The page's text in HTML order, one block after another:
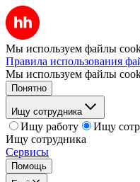
Мы используем файлы
Правила использования
Мы используем файлы
Понятно
Ищу сотрудника
Ищу работу
Ищу
Ищу сотрудника
Сервисы
Помощь